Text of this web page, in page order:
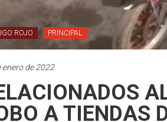
ROJO PRINCIPAL
enero de 2022
A TIENDAS